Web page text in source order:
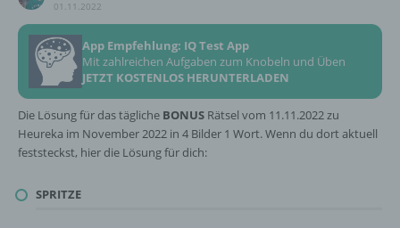
01.11.2022
App Empfehlung: IQ Test App
Mit zahlreichen Aufgaben zum Knobeln und Üben
JETZT KOSTENLOS HERUNTERLADEN
Die Lösung für das tägliche BONUS Rätsel vom 11.11.2022 zu
Heureka im November 2022 in 4 Bilder 1 Wort. Wenn du dort aktuell
feststeckst, hier die Lösung für dich:
SPRITZE